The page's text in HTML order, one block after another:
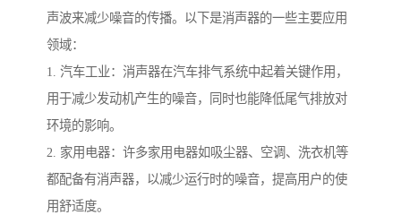
声波来减少噪音的传播。以下是消声器的一些主要应用
领域：
1. 汽车工业：消声器在汽车排气系统中起着关键作用，
用于减少发动机产生的噪音，同时也能降低尾气排放对
环境的影响。
2. 家用电器：许多家用电器如吸尘器、空调、洗衣机等
都配备有消声器，以减少运行时的噪音，提高用户的使
用舒适度。